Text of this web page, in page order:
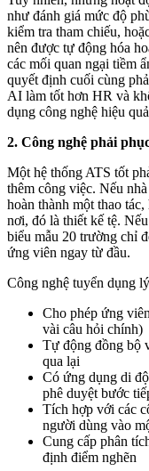
như đánh giá mức độ
kiểm tra tham chiếu,
nên được tự động hóa
các mối quan ngại tiềm
quyết định cuối cùng
AI làm tốt hơn HR và
dụng công nghệ hiệu
2. Công nghệ phải
Một hệ thống ATS tốt
thêm công việc. Nếu
hoàn thành một thao
nơi, đó là thiết kế tệ.
biểu mẫu 20 trường chỉ
ứng viên ngay từ đầu.
Công nghệ tuyển dụng
Cho phép ứng
vài câu hỏi chính)
Tự động đồng bộ
qua lại
Có ứng dụng di
phê duyệt bước
Tích hợp với các
người dùng vào
Cung cấp phân
định điểm nghẽn